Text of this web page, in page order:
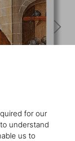
for our
understand
us to